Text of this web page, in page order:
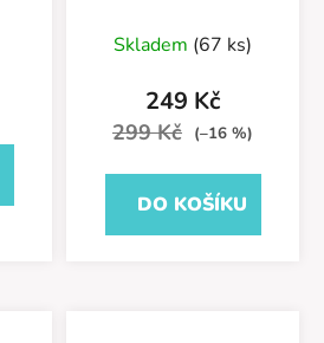
hodnocení
produktu
je
5
Skladem (67 ks)
249 Kč
299 Kč (–16 %)
DO KOŠÍKU